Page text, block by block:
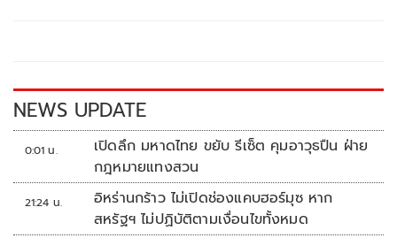
k k
NEWS UPDATE
0:01 น.
เปิดลึก มหาดไทย ขยับ รีเซ็ต คุมอาวุธปืน ฝ่าย
กฎหมายแทงสวน
21:24 น.
อิหร่านกร้าว ไม่เปิดช่องแคบฮอร์มุซ หาก
สหรัฐฯ ไม่ปฏิบัติตามเงื่อนไขทั้งหมด